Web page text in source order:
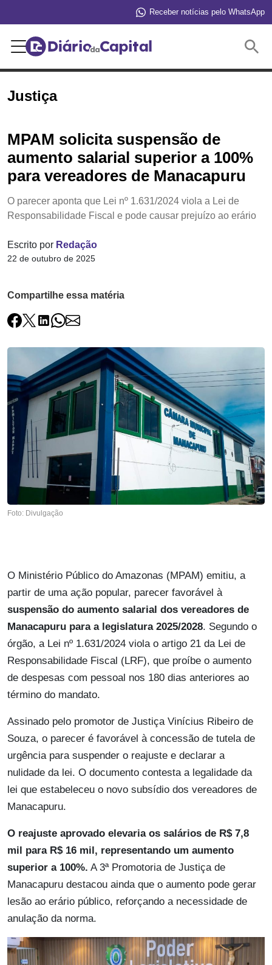
Receber notícias pelo WhatsApp
Justiça
MPAM solicita suspensão de
aumento salarial superior a 100%
para vereadores de Manacapuru
O parecer aponta que Lei nº 1.631/2024 viola a Lei de
Responsabilidade Fiscal e pode causar prejuízo ao erário
Escrito por Redação
22 de outubro de 2025
Compartilhe essa matéria
Foto: Divulgação
O Ministério Público do Amazonas (MPAM) emitiu, a
partir de uma ação popular, parecer favorável à
suspensão do aumento salarial dos vereadores de
Manacapuru para a legislatura 2025/2028. Segundo o
órgão, a Lei nº 1.631/2024 viola o artigo 21 da Lei de
Responsabilidade Fiscal (LRF), que proíbe o aumento
de despesas com pessoal nos 180 dias anteriores ao
término do mandato.
Assinado pelo promotor de Justiça Vinícius Ribeiro de
Souza, o parecer é favorável à concessão de tutela de
urgência para suspender o reajuste e declarar a
nulidade da lei. O documento contesta a legalidade da
lei que estabeleceu o novo subsídio dos vereadores de
Manacapuru.
O reajuste aprovado elevaria os salários de R$ 7,8
mil para R$ 16 mil, representando um aumento
superior a 100%. A 3ª Promotoria de Justiça de
Manacapuru destacou ainda que o aumento pode gerar
lesão ao erário público, reforçando a necessidade de
anulação da norma.